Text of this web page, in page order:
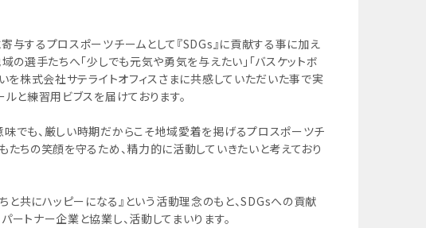
するプロスポーツチームとして『SDGs』に貢献する事に加え
選手たちへ「少しでも元気や勇気を与えたい」「バスケットボ
を株式会社サテライトオフィスさまに共感していただいた事で実
と練習用ビブスを届けております。
でも、厳しい時期だからこそ地域愛着を掲げるプロスポーツチ
ちの笑顔を守るため、精力的に活動していきたいと考えており
共にハッピーになる』という活動理念のもと、SDGsへの貢献
トナー企業と協業し、活動してまいります。